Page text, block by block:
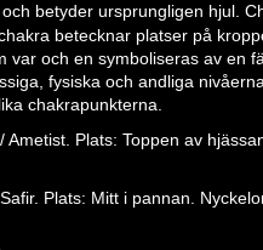
betyder ursprungligen hjul.
betecknar platser på
var och en symboliseras av en
fysiska och andliga
chakrapunkterna.
Plats: Toppen av
Plats: Mitt i pannan.